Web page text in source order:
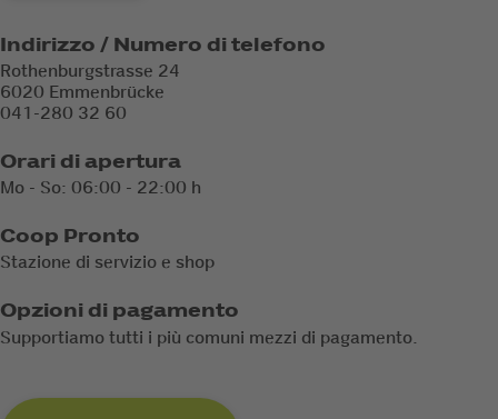
Indirizzo / Numero di telefono
Rothenburgstrasse 24
6020 Emmenbrücke
041-280 32 60
Orari di apertura
Mo - So: 06:00 - 22:00 h
Coop Pronto
Stazione di servizio e shop
Opzioni di pagamento
Supportiamo tutti i più comuni mezzi di pagamento.